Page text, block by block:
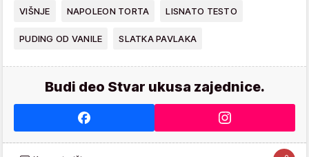
VIŠNJE NAPOLEON TORTA LISNATO TESTO
PUDING OD VANILE SLATKA PAVLAKA
Budi deo Stvar ukusa zajednice.